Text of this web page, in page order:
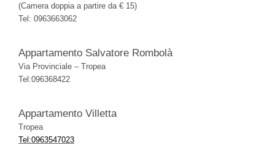
(Camera doppia a partire da € 15)
Tel: 0963663062
Appartamento Salvatore Rombolà
Via Provinciale – Tropea
Tel:096368422
Appartamento Villetta
Tropea
Tel:0963547023